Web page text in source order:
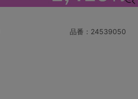
E80 E85
のサイズを表示する
品番： 24539050